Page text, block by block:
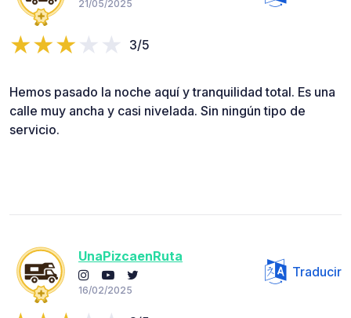
21/05/2025
3/5
Hemos pasado la noche aquí y tranquilidad total. Es una
calle muy ancha y casi nivelada. Sin ningún tipo de
servicio.
UnaPizcaenRuta
16/02/2025
Traducir